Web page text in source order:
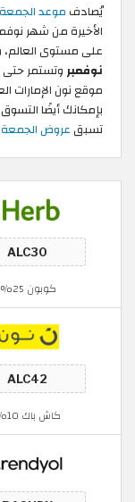
الجمعة الصفراء 2026
شهر نوفمبر الذي يشتهر
العالم، ولكن
وتستمر حتى 30
العربية. تبدأ
التسوق بتخفيضات
الجمعة البيضاء 2026
.